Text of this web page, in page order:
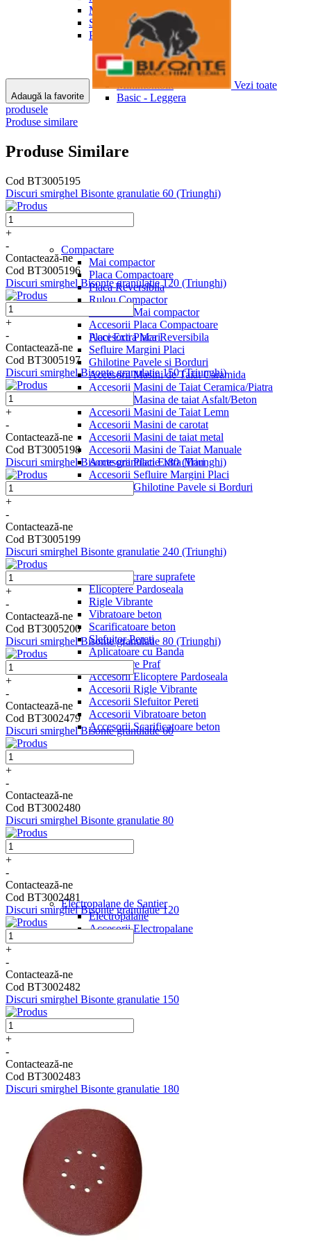
Spalatoare cu presiune
Panou ATS
Masini de Taiat Manuale
MasterPiuma P3
Masterpiuma P5
Masterpiuma P5 Italica
Masterpiuma BP
MiniPiuma
Minimontolit
Basic - Leggera
Placi Extra Mari
Sefluire Margini Placi
Ghilotine Pavele si Borduri
Accesorii Masini de Taiat Caramida
Accesorii Masini de Taiat Ceramica/Piatra
Accesorii Masina de taiat Asfalt/Beton
Accesorii Masini de Taiat Lemn
Accesorii Masini de carotat
Accesorii Masini de taiat metal
Accesorii Masini de Taiat Manuale
Accesorii Placi Extra Mari
Accesorii Sefluire Margini Placi
Accesorii Ghilotine Pavele si Borduri
Compactare
Mai compactor
Placa Compactoare
Placa Reversibila
Rulou Compactor
Accesorii Mai compactor
Accesorii Placa Compactoare
Accesorii Placa Reversibila
Finisare si Prelucrare suprafete
Elicoptere Pardoseala
Rigle Vibrante
Vibratoare beton
Scarificatoare beton
Slefuitor Pereti
Aplicatoare cu Banda
Aspiratoare Praf
Accesorii Elicoptere Pardoseala
Accesorii Rigle Vibrante
Accesorii Slefuitor Pereti
Accesorii Vibratoare beton
Accesorii Scarificatoare beton
Electropalane de Santier
Electropalane
Accesorii Electropalane
Schele si Scari
Adaugă la favorite
Vezi toate
produsele
Produse similare
Produse Similare
Cod BT3005195
Discuri smirghel Bisonte granulatie 60 (Triunghi)
+
-
Contactează-ne
Cod BT3005196
Discuri smirghel Bisonte granulatie 120 (Triunghi)
+
-
Contactează-ne
Cod BT3005197
Discuri smirghel Bisonte granulatie 150 (Triunghi)
+
-
Contactează-ne
Cod BT3005198
Discuri smirghel Bisonte granulatie 180 (Triunghi)
+
-
Contactează-ne
Cod BT3005199
Discuri smirghel Bisonte granulatie 240 (Triunghi)
+
-
Contactează-ne
Cod BT3005200
Discuri smirghel Bisonte granulatie 80 (Triunghi)
+
-
Contactează-ne
Cod BT3002479
Discuri smirghel Bisonte granulatie 60
+
-
Contactează-ne
Cod BT3002480
Discuri smirghel Bisonte granulatie 80
+
-
Contactează-ne
Cod BT3002481
Discuri smirghel Bisonte granulatie 120
+
-
Contactează-ne
Cod BT3002482
Discuri smirghel Bisonte granulatie 150
+
-
Contactează-ne
Cod BT3002483
Discuri smirghel Bisonte granulatie 180